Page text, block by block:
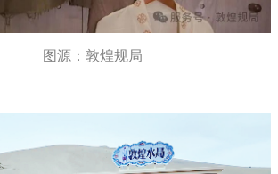
图源：敦煌规局